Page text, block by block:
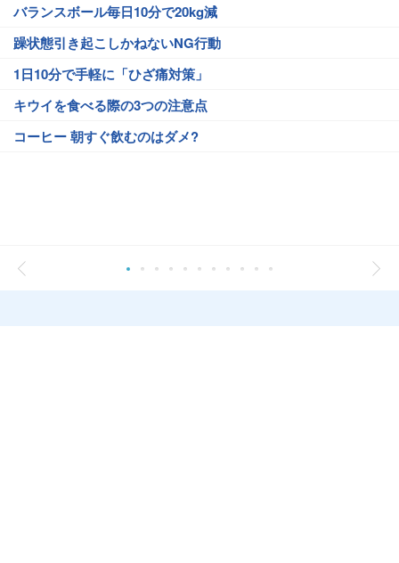
バランスボール毎日10分で20kg減
躁状態引き起こしかねないNG行動
1日10分で手軽に「ひざ痛対策」
キウイを食べる際の3つの注意点
コーヒー 朝すぐ飲むのはダメ?